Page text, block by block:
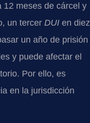
12 meses de cárcel y
un tercer DUI en diez
un año de prisión
y puede afectar el
Por ello, es
en la jurisdicción